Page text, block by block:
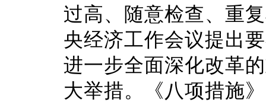
过高、随意检查、重
央经济工作会议提出
进一步全面深化改革
大举措。《八项措施